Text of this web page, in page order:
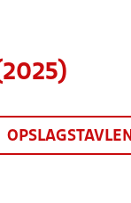
OPSLAGSTAVLEN